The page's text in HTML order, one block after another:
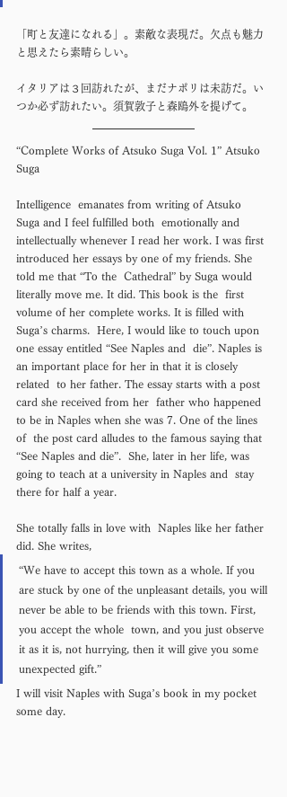
「町と友達になれる」。素敵な表現だ。欠点も魅力
と思えたら素晴らしい。
イタリアは３回訪れたが、まだナポリは未訪だ。い
つか必ず訪れたい。須賀敦子と森鴎外を提げて。
“Complete Works of Atsuko Suga Vol. 1” Atsuko
Suga
Intelligence  emanates from writing of Atsuko
Suga and I feel fulfilled both  emotionally and
intellectually whenever I read her work. I was first
introduced her essays by one of my friends. She
told me that “To the  Cathedral” by Suga would
literally move me. It did. This book is the  first
volume of her complete works. It is filled with
Suga’s charms.  Here, I would like to touch upon
one essay entitled “See Naples and  die”. Naples is
an important place for her in that it is closely
related  to her father. The essay starts with a post
card she received from her  father who happened
to be in Naples when she was 7. One of the lines
of  the post card alludes to the famous saying that
“See Naples and die”.  She, later in her life, was
going to teach at a university in Naples and  stay
there for half a year.
She totally falls in love with  Naples like her father
did. She writes,
“We have to accept this town as a whole. If you
are stuck by one of the unpleasant details, you will
never be able to be friends with this town. First,
you accept the whole  town, and you just observe
it as it is, not hurrying, then it will give you some
unexpected gift.”
I will visit Naples with Suga’s book in my pocket
some day.